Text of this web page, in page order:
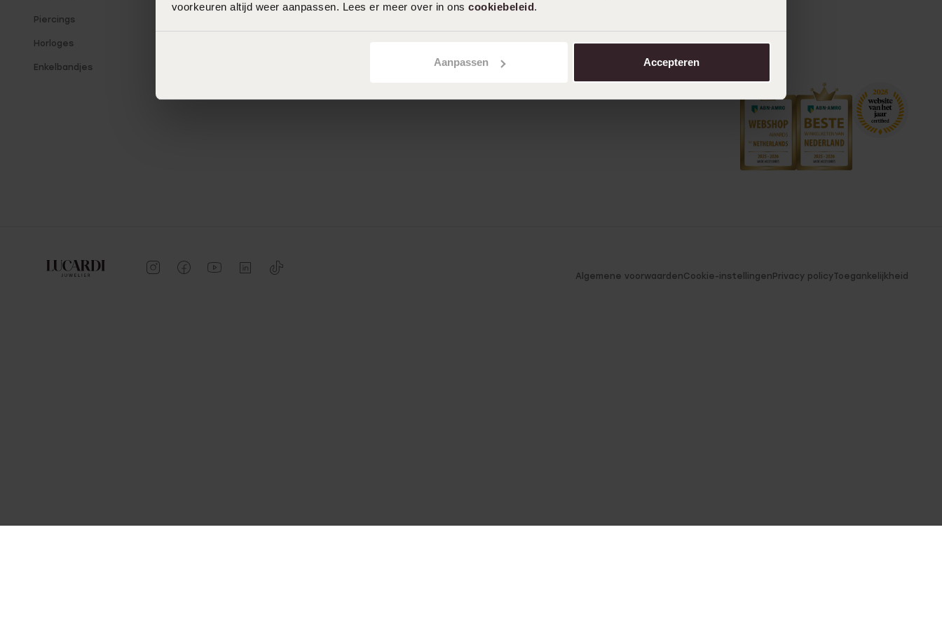
voorkeuren altijd weer aanpassen. Lees er meer over in ons cookiebeleid.
Aanpassen Accepteren
Piercings
Horloges
Enkelbandjes
Algemene voorwaardenCookie-instellingenPrivacy policyToegankelijkheid